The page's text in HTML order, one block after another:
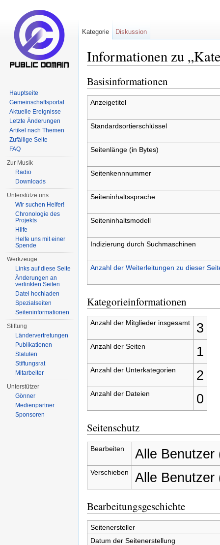
Informationen zu
Basisinformationen
Anzeigetitel
Standardsortierschlüssel
Seitenlänge (in Bytes)
Seitenkennnummer
Seiteninhaltssprache
Seiteninhaltsmodell
Indizierung durch Suchmaschinen
Anzahl der Weiterleitungen zu dieser
Kategorieinformationen
Anzahl der Mitglieder insgesamt 3
Anzahl der Seiten 1
Anzahl der Unterkategorien 2
Anzahl der Dateien 0
Seitenschutz
Bearbeiten Alle Benutzer
Verschieben Alle Benutzer
Bearbeitungsgeschichte
Seitenersteller
Datum der Seitenerstellung
Kategorie Diskussion
Hauptseite
Gemeinschaftsportal
Aktuelle Ereignisse
Letzte Änderungen
Artikel nach Themen
Zufällige Seite
FAQ
Zur Musik
Radio
Downloads
Unterstütze uns
Wir suchen Helfer!
Chronologie des
Projekts
Hilfe
Helfe uns mit einer
Spende
Werkzeuge
Links auf diese Seite
Änderungen an
verlinkten Seiten
Datei hochladen
Spezialseiten
Seiten­informationen
Stiftung
Ländervertretungen
Publikationen
Statuten
Stiftungsrat
Mitarbeiter
Unterstützer
Gönner
Medienpartner
Sponsoren